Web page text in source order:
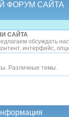
ФОРУМ САЙТА
САЙТА
обсуждать
интерфейс,
Различные темы.